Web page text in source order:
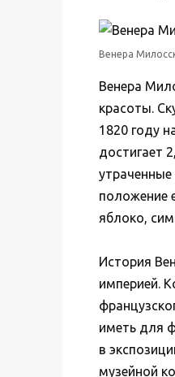
Венера
Венера
красоты.
1820 году
достигает
положение
яблоко,
История
империей.
иметь для
в
музейной